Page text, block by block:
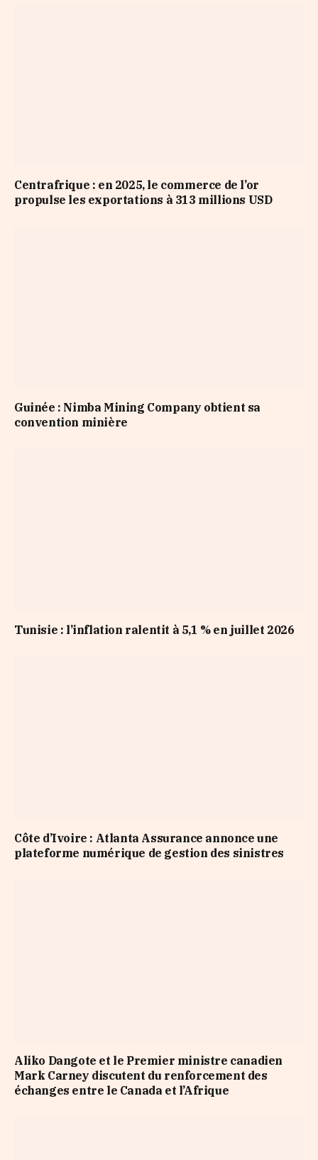
Centrafrique : en 2025, le commerce de l’or
propulse les exportations à 313 millions USD
Guinée : Nimba Mining Company obtient sa
convention minière
Tunisie : l’inflation ralentit à 5,1 % en juillet 2026
Côte d’Ivoire : Atlanta Assurance annonce une
plateforme numérique de gestion des sinistres
Aliko Dangote et le Premier ministre canadien
Mark Carney discutent du renforcement des
échanges entre le Canada et l’Afrique